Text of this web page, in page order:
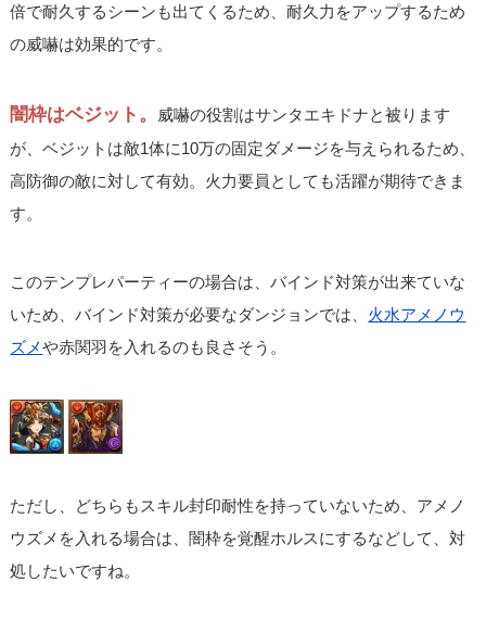
倍で耐久するシーンも出てくるため、耐久力をアップするため
の威嚇は効果的です。
闇枠はベジット。
威嚇の役割はサンタエキドナと被ります
が、ベジットは敵1体に10万の固定ダメージを与えられるため、
高防御の敵に対して有効。火力要員としても活躍が期待できま
す。
このテンプレパーティーの場合は、バインド対策が出来ていな
いため、バインド対策が必要なダンジョンでは、 火水アメノウ
ズメや赤関羽を入れるのも良さそう。
ただし、どちらもスキル封印耐性を持っていないため、アメノ
ウズメを入れる場合は、闇枠を覚醒ホルスにするなどして、対
処したいですね。